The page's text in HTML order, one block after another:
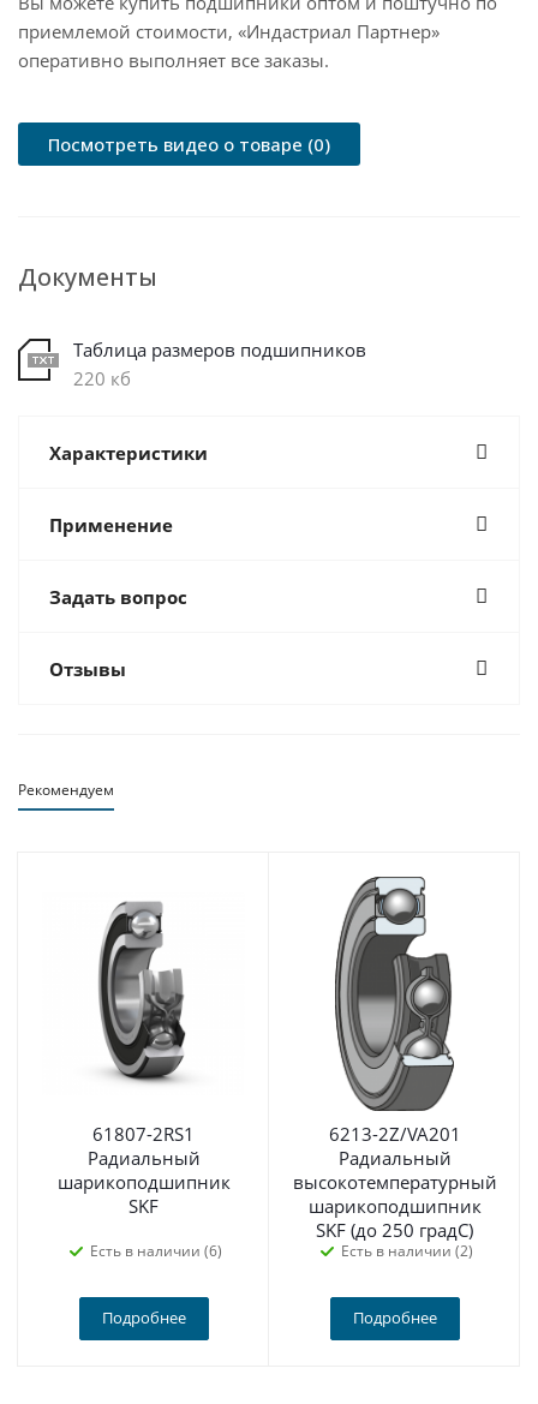
приемлемой стоимости, «Индастриал Партнер»
оперативно выполняет все заказы.
Посмотреть видео о товаре (0)
Документы
Таблица размеров подшипников
220 кб
Характеристики
Применение
Задать вопрос
Отзывы
Рекомендуем
61807-2RS1
Радиальный
шарикоподшипник
SKF
Есть в наличии (6)
Подробнее
6213-2Z/VA201
Радиальный
высокотемпературный
шарикоподшипник
SKF (до 250 градС)
Есть в наличии (2)
Подробнее